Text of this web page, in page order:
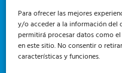
Para ofrecer las mejores
y/o acceder a la información del
permitirá procesar datos como
en este sitio. No consentir o
características y funciones.